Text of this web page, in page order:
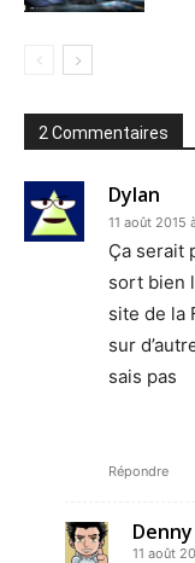
2 Commentaires
Dylan
11 août 2015
Ça serait
sort bien
site de la
sur
sais pas
Répondre
Denny
11 août